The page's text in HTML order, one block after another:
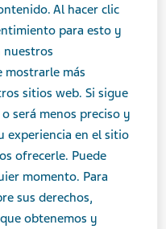
medicinales
así los productos
regulada
(MSP), con el fin
de dichos
necesaria según
Al hacer clic
para esto y
nuestros
mostrarle más
sitios web. Si sigue
será menos preciso y
experiencia en el sitio
ofrecerle. Puede
momento. Para
sus derechos,
obtenemos y